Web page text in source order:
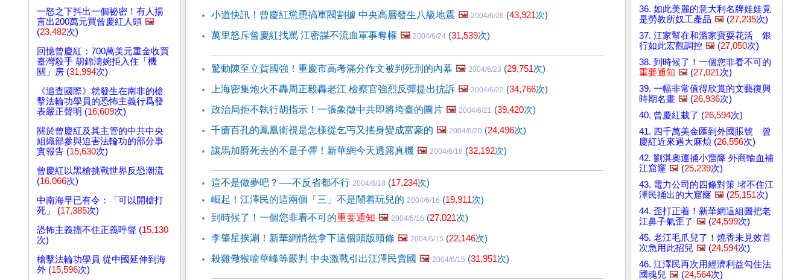
一怒之下抖出一個祕密！有人揚
言出200萬元買曾慶紅人頭 🖼️
(23,482次)
回憶曾慶紅：700萬美元重金收買
臺灣殺手 胡錦濤婉拒入住「機
關」房 (31,994次)
《追查國際》就發生在南非的槍
擊法輪功學員的恐怖主義行爲發
表嚴正聲明 (16,609次)
關於曾慶紅及其主管的中共中央
組織部參與迫害法輪功的部分事
實報告 (15,630次)
曾慶紅以黑槍挑戰世界反恐潮流
(16,066次)
中南海早已有令：「可以開槍打
死」 (17,385次)
恐怖主義擋不住正義呼聲 (15,130
次)
槍擊法輪功學員 從中國延伸到海
外 (15,596次)
小道快訊！曾慶紅慫恿搞軍閥割據 中央高層發生八級地震 🖼️ 2004/6/26 (43,921次)
萬里怒斥曾慶紅找罵 江密謀不流血軍事奪權 🖼️ 2004/6/24 (31,539次)
驚動陳至立賀國強！重慶市高考滿分作文被判死刑的內幕 🖼️ 2004/6/23 (29,751次)
上海密集炮火不轟周正毅轟老江 檢察官強烈反彈提出抗訴 🖼️ 2004/6/22 (34,766次)
政治局拒不執行胡指示！一張象徵中共即將垮臺的圖片 🖼️ 2004/6/21 (39,420次)
千瘡百孔的鳳凰衛視是怎樣從乞丐又搖身變成富豪的 🖼️ 2004/6/20 (24,496次)
讓馬加爵死去的不是子彈！新華網今天透露真機 🖼️ 2004/6/18 (32,192次)
這不是做夢吧？──不反省都不行 2004/6/18 (17,234次)
崛起！江澤民的這兩個「三」不是鬧着玩兒的 2004/6/16 (19,911次)
到時候了！一個您非看不可的重要通知 🖼️ 2004/6/16 (27,021次)
李肇星挨涮！新華網悄然拿下這個頭版頭條 🖼️ 2004/6/15 (22,146次)
殺雞儆猴喻華峰等嚴判 中央激戰引出江澤民賣國 🖼️ 2004/6/15 (31,951次)
36. 如此美麗的意大利名牌娃娃竟
是勞教所奴工產品 🖼️ (27,235次)
37. 江家幫在和溫家寶耍花活 銀
行如此宏觀調控 🖼️ (27,050次)
38. 到時候了！一個您非看不可的
重要通知 🖼️ (27,021次)
39. 一幅非常值得欣賞的文藝復興
時期名畫 🖼️ (26,936次)
40. 曾慶紅栽了 (26,594次)
41. 四千萬美金匯到外國賬號 曾
慶紅近來遇大麻煩 (26,556次)
42. 劉淇奧運捅小窟窿 外商輸血補
江窟窿 🖼️ (25,239次)
43. 電力公司的四條對策 堵不住江
澤民捅出的大窟窿 🖼️ (25,151次)
44. 歪打正着！新華網這組圖把老
江鼻子氣歪了 🖼️ (24,599次)
45. 老江毛爪兒了！燒香未見效首
次急用此招兒 🖼️ (24,594次)
46. 江澤民再次用經濟利益勾住法
國魂兒 🖼️ (24,564次)